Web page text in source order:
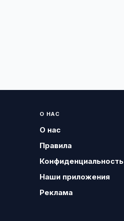
О НАС
О нас
Правила
Конфиденциальность
Наши приложения
Реклама